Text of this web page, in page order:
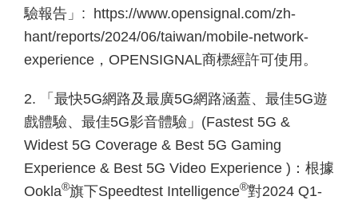
驗報告」: https://www.opensignal.com/zh-
hant/reports/2024/06/taiwan/mobile-network-
experience，OPENSIGNAL商標經許可使用。
2. 「最快5G網路及最廣5G網路涵蓋、最佳5G遊
戲體驗、最佳5G影音體驗」(Fastest 5G &
Widest 5G Coverage & Best 5G Gaming
Experience & Best 5G Video Experience )：根據
Ookla®旗下Speedtest Intelligence®對2024 Q1-